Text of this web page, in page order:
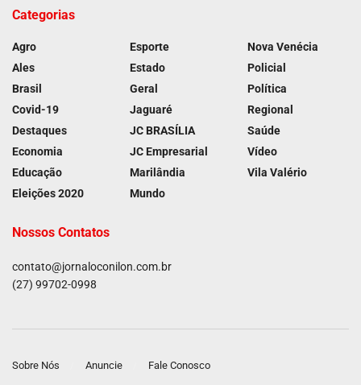
Categorias
Agro
Ales
Brasil
Covid-19
Destaques
Economia
Educação
Eleições 2020
Esporte
Estado
Geral
Jaguaré
JC BRASÍLIA
JC Empresarial
Marilândia
Mundo
Nova Venécia
Policial
Política
Regional
Saúde
Vídeo
Vila Valério
Nossos Contatos
contato@jornaloconilon.com.br
(27) 99702-0998
Sobre Nós Anuncie Fale Conosco